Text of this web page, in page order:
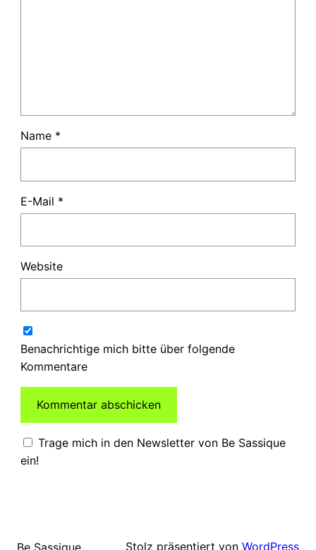
Name *
E-Mail *
Website
Benachrichtige mich bitte über folgende
Kommentare
Trage mich in den Newsletter von Be Sassique
ein!
Be Sassique Stolz präsentiert von WordPress